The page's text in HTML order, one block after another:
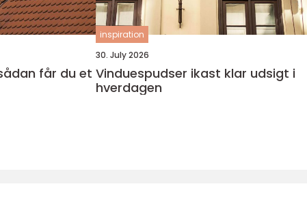
inspiration
30. July 2026
Vinduespudser ikast klar udsigt i
hverdagen